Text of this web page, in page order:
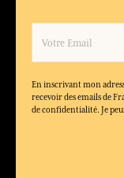
En inscrivant mon
recevoir des emails de
de confidentialité. Je